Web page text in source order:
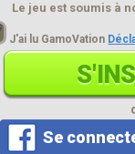
Le jeu est soumis à
J'ai lu GamoVation
Se